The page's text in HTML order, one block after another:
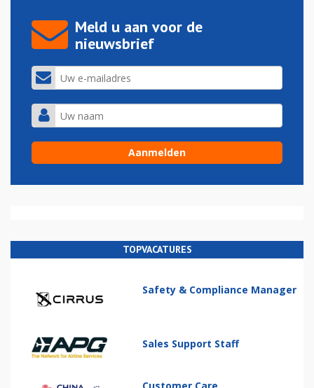
Meld u aan voor de
nieuwsbrief
TOPVACATURES
Safety & Compliance Manager
Sales Support Staff
Customer Care